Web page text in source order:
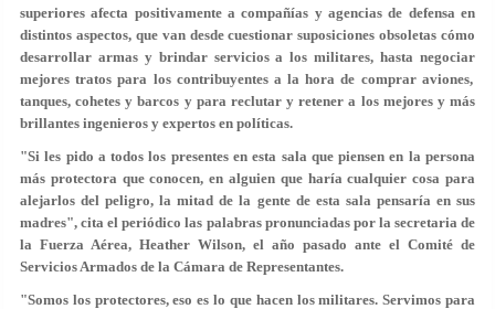
superiores afecta positivamente a compañías y agencias de defensa en
distintos aspectos, que van desde cuestionar suposiciones obsoletas cómo
desarrollar armas y brindar servicios a los militares, hasta negociar
mejores tratos para los contribuyentes a la hora de comprar aviones,
tanques, cohetes y barcos y para reclutar y retener a los mejores y más
brillantes ingenieros y expertos en políticas.
"Si les pido a todos los presentes en esta sala que piensen en la persona
más protectora que conocen, en alguien que haría cualquier cosa para
alejarlos del peligro, la mitad de la gente de esta sala pensaría en sus
madres", cita el periódico las palabras pronunciadas por la secretaria de
la Fuerza Aérea, Heather Wilson, el año pasado ante el Comité de
Servicios Armados de la Cámara de Representantes.
"Somos los protectores, eso es lo que hacen los militares. Servimos para